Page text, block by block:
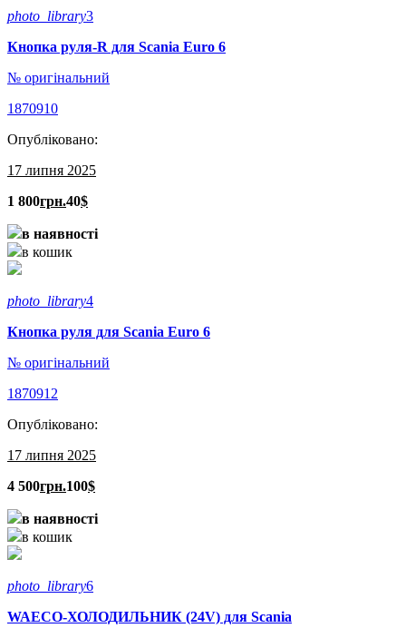
photo_library3
Кнопка руля-R для Scania Euro 6
№ оригінальний
1870910
Опубліковано:
17 липня 2025
1 800грн.40$
в наявності
в кошик
photo_library4
Кнопка руля для Scania Euro 6
№ оригінальний
1870912
Опубліковано:
17 липня 2025
4 500грн.100$
в наявності
в кошик
photo_library6
WAECO-ХОЛОДИЛЬНИК (24V) для Scania